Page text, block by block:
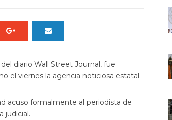
diario Wall Street Journal, fue
el viernes la agencia noticiosa estatal
acuso formalmente al periodista de
judicial.